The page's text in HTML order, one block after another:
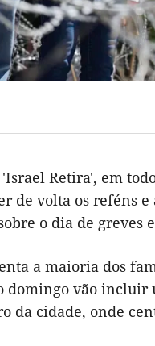
Retira', em
de volta os reféns
o dia de
a maioria dos
domingo vão
da cidade, onde